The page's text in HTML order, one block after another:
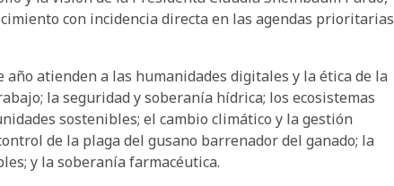
con incidencia directa en las agendas prioritarias
atienden a las humanidades digitales y la ética de la
la seguridad y soberanía hídrica; los ecosistemas
sostenibles; el cambio climático y la gestión
de la plaga del gusano barrenador del ganado; la
y la soberanía farmacéutica.